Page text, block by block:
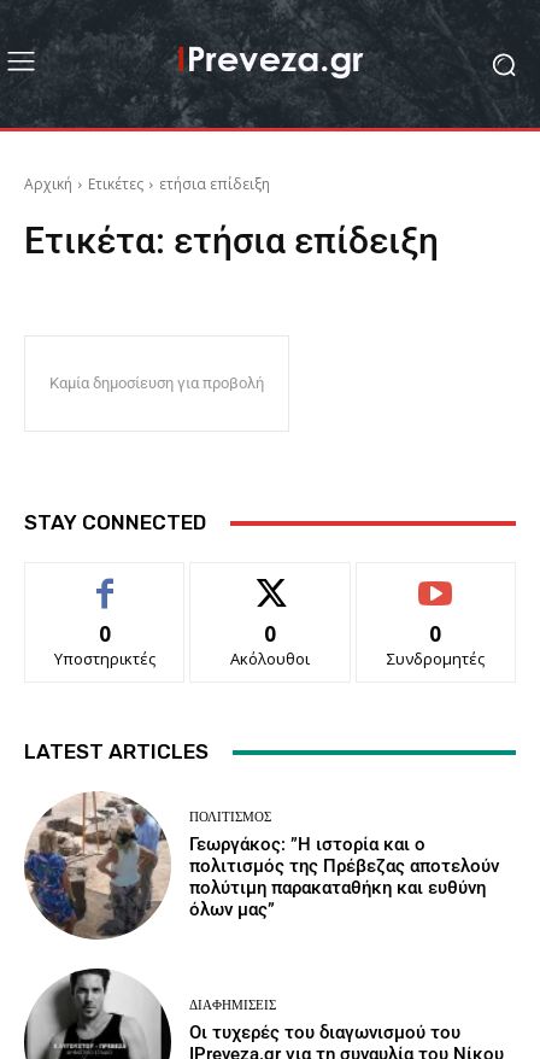
Αρχική Ετικέτες ετήσια επίδειξη
Ετικέτα: ετήσια επίδειξη
Καμία δημοσίευση για προβολή
STAY CONNECTED
0
Υποστηρικτές
0
Ακόλουθοι
0
Συνδρομητές
LATEST ARTICLES
ΠΟΛΙΤΙΣΜΌΣ
Γεωργάκος: ”Η ιστορία και ο
πολιτισμός της Πρέβεζας αποτελούν
πολύτιμη παρακαταθήκη και ευθύνη
όλων μας”
ΔΙΑΦΗΜΊΣΕΙΣ
Οι τυχερές του διαγωνισμού του
IPreveza.gr για τη συναυλία του Νίκου